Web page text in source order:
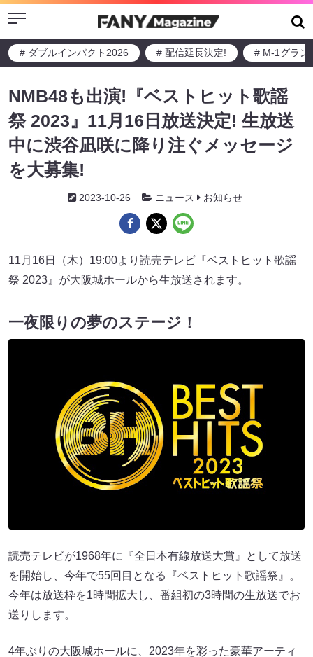
Menu
# ダブルインパクト2026 # 配信延長決定! # M-1グラン
NMB48も出演!『ベストヒット歌謡
祭 2023』11月16日放送決定! 生放送
中に渋谷凪咲に降り注ぐメッセージ
を大募集!
2023-10-26 ニュース お知らせ
11月16日（木）19:00より読売テレビ『ベストヒット歌謡
祭 2023』が大阪城ホールから生放送されます。
一夜限りの夢のステージ！
読売テレビが1968年に『全日本有線放送大賞』として放送
を開始し、今年で55回目となる『ベストヒット歌謡祭』。
今年は放送枠を1時間拡大し、番組初の3時間の生放送でお
送りします。
4年ぶりの大阪城ホールに、2023年を彩った豪華アーティ